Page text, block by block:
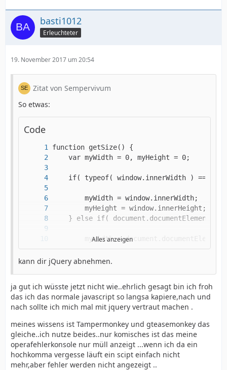
basti1012
Erleuchteter
19. November 2017 um 20:54
Zitat von Sempervivum
So etwas:
Code
Alles anzeigen
kann dir jQuery abnehmen.
ja gut ich wüsste jetzt nicht wie..ehrlich gesagt bin ich froh
das ich das normale javascript so langsa kapiere,nach und
nach sollte ich mich mal mit jquery vertraut machen .
meines wissens ist Tampermonkey und gteasemonkey das
gleiche..ich nutze beides..nur komisches ist das meine
operafehlerkonsole nur müll anzeigt ...wenn ich da ein
hochkomma vergesse läuft ein scipt einfach nicht
mehr,aber fehler werden nicht angezeigt ..